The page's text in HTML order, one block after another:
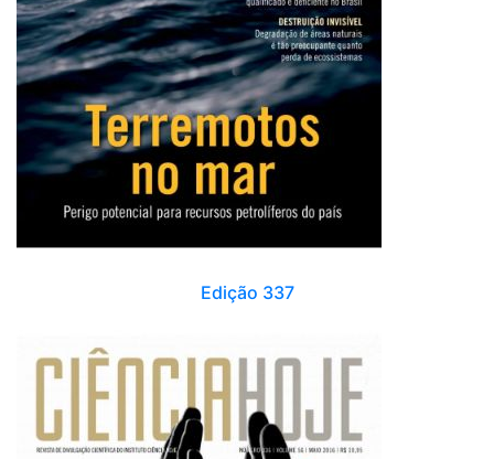
Edição 337